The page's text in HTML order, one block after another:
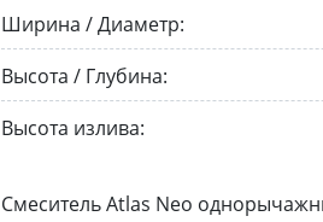
Ширина / Диаметр:
Высота / Глубина:
Высота излива:
Смеситель Atlas Neo